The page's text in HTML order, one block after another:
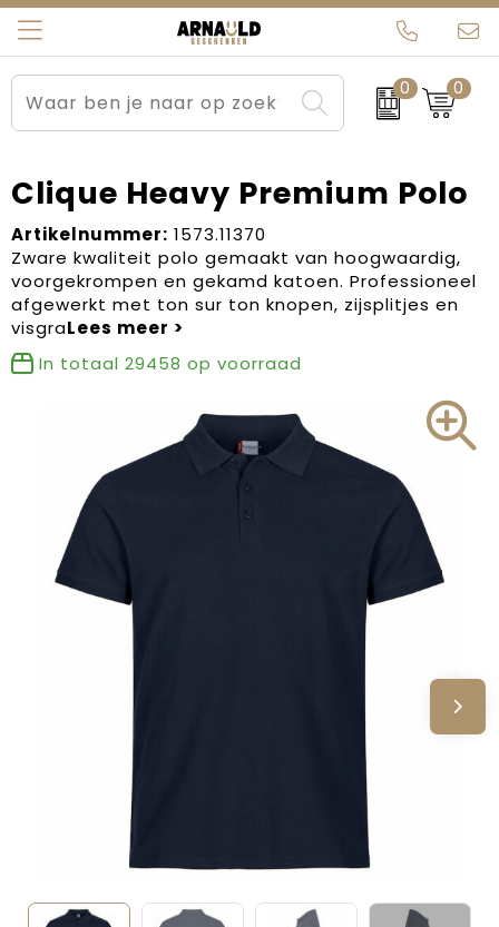
0 0
Relatiegeschenken
Sportkleding
Werkkleding
Kleding en textiel
Tassen
Beurs en Evenementen
Brievenbuspakketten
Carnaval
Dag van de Zorg
Kerstartikelen
Kraamcadeaus
Pasen
Sinterklaas
Verjaardagen
Zomergeschenken
Zomerpakketten
Arnauld Kerstpakketten
MijnEigenKadootje
Ons team
Contact
Blogs
Clique Heavy Premium Polo
Artikelnummer: 1573.11370
Zware kwaliteit polo gemaakt van hoogwaardig,
voorgekrompen en gekamd katoen. Professioneel
afgewerkt met ton sur ton knopen, zijsplitjes en
visgra
In totaal 29458 op voorraad